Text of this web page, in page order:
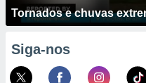
Tornados e chuvas
Siga-nos